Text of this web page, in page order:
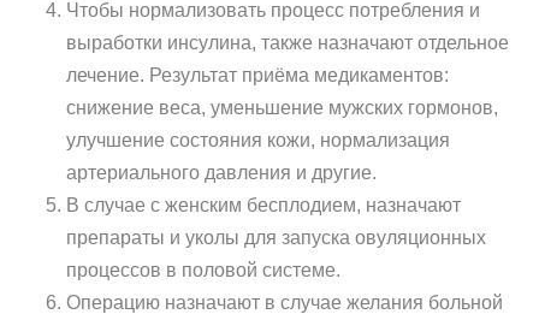
Чтобы нормализовать процесс потребления и
выработки инсулина, также назначают отдельное
лечение. Результат приёма медикаментов:
снижение веса, уменьшение мужских гормонов,
улучшение состояния кожи, нормализация
артериального давления и другие.
В случае с женским бесплодием, назначают
препараты и уколы для запуска овуляционных
процессов в половой системе.
Операцию назначают в случае желания больной